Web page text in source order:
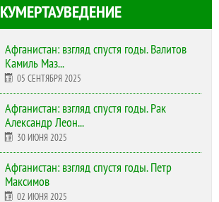
КУМЕРТАУВЕДЕНИЕ
Афганистан: взгляд спустя годы. Валитов
Камиль Маз...
05 СЕНТЯБРЯ 2025
Афганистан: взгляд спустя годы. Рак
Александр Леон...
30 ИЮНЯ 2025
Афганистан: взгляд спустя годы. Петр
Максимов
02 ИЮНЯ 2025